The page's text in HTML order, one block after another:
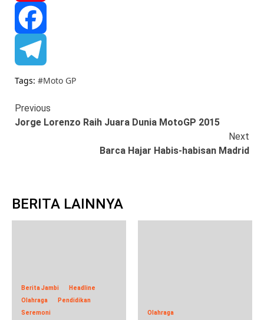
Pinterest
Facebook
Telegram
Tags: #Moto GP
Continue
Reading
Previous
Jorge Lorenzo Raih Juara Dunia MotoGP 2015
Next
Barca Hajar Habis-habisan Madrid
BERITA LAINNYA
Berita Jambi
Headline
Olahraga
Pendidikan
Seremoni
Olahraga